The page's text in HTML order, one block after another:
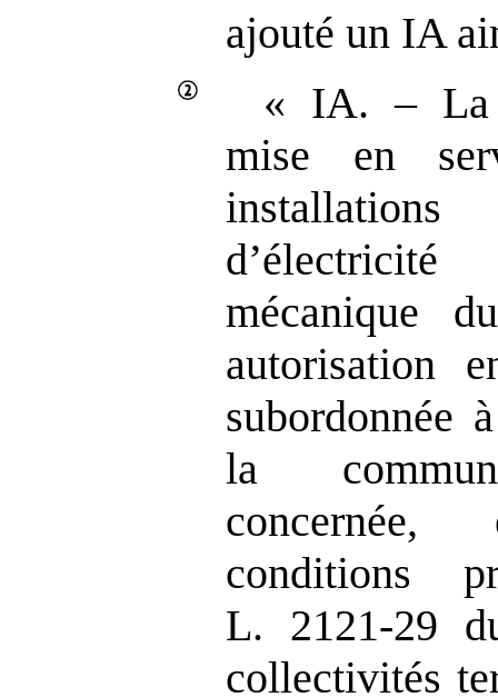
ajouté un IA
« IA. – La
mise en
d’électricité
mécanique
autorisation
subordonnée
la
conditions
L. 2121‑29
collectivités